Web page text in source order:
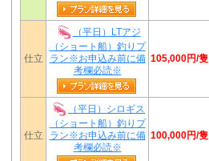
仕立
（平日）LTアジ
（ショート船）釣りプ
ラン※お申込み前に備
考欄必読※
105,000円/隻
仕立
（平日）シロギス
（ショート船）釣りプ
ラン※お申込み前に備
考欄必読※
100,000円/隻